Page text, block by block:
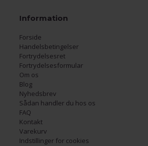
Information
Forside
Handelsbetingelser
Fortrydelsesret
Fortrydelsesformular
Om os
Blog
Nyhedsbrev
Sådan handler du hos os
FAQ
Kontakt
Varekurv
Indstillinger for cookies